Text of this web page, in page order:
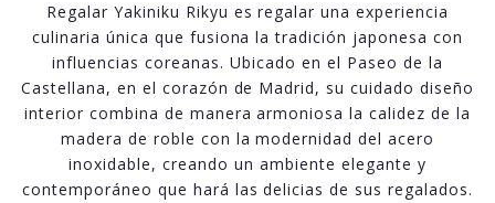
Regalar Yakiniku Rikyu es regalar una experiencia
culinaria única que fusiona la tradición japonesa con
influencias coreanas. Ubicado en el Paseo de la
Castellana, en el corazón de Madrid, su cuidado diseño
interior combina de manera armoniosa la calidez de la
madera de roble con la modernidad del acero
inoxidable, creando un ambiente elegante y
contemporáneo que hará las delicias de sus regalados.